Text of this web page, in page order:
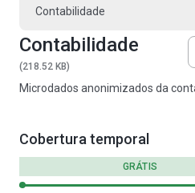
Contabilidade
Contabilidade
(218.52 KB)
Microdados anonimizados da
Cobertura temporal
GRÁTIS